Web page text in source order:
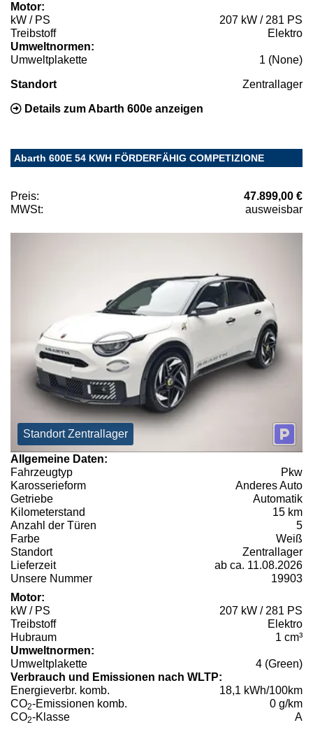
Motor:
kW / PS
207 kW / 281 PS
Treibstoff
Elektro
Umweltnormen:
Umweltplakette
1 (None)
Standort Zentrallager
Details zum Abarth 600e anzeigen
Abarth 600E 54 KWH FÖRDERFÄHIG COMPETIZIONE
Preis:
47.899,00 €
MWSt:
ausweisbar
Standort Zentrallager
Allgemeine Daten:
Fahrzeugtyp
Pkw
Karosserieform
Anderes Auto
Getriebe
Automatik
Kilometerstand
15 km
Anzahl der Türen
5
Farbe
Weiß
Standort
Zentrallager
Lieferzeit
ab ca. 11.08.2026
Unsere Nummer
19903
Motor:
kW / PS
207 kW / 281 PS
Treibstoff
Elektro
Hubraum
1 cm³
Umweltnormen:
Umweltplakette
4 (Green)
Verbrauch und Emissionen nach WLTP:
Energieverbr. komb.
18,1 kWh/100km
CO2-Emissionen komb.
0 g/km
CO2-Klasse A